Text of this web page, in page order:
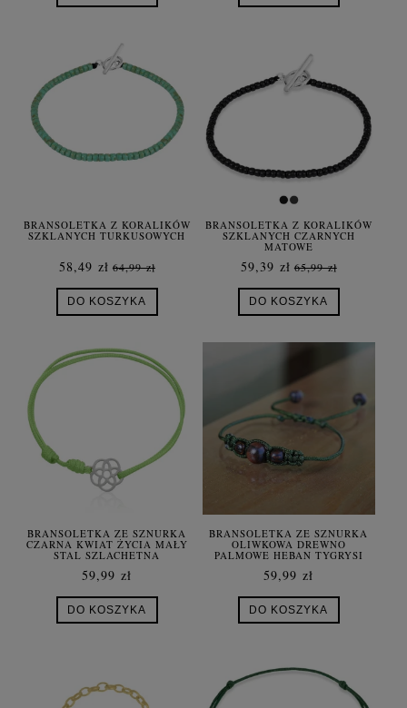
BRANSOLETKA Z KORALIKÓW
SZKLANYCH TURKUSOWYCH
58,49 zł 64,99 zł
DO KOSZYKA
BRANSOLETKA Z KORALIKÓW
SZKLANYCH CZARNYCH
MATOWE
59,39 zł 65,99 zł
DO KOSZYKA
BRANSOLETKA ZE SZNURKA
CZARNA KWIAT ŻYCIA MAŁY
STAL SZLACHETNA
59,99 zł
DO KOSZYKA
BRANSOLETKA ZE SZNURKA
OLIWKOWA DREWNO
PALMOWE HEBAN TYGRYSI
59,99 zł
DO KOSZYKA